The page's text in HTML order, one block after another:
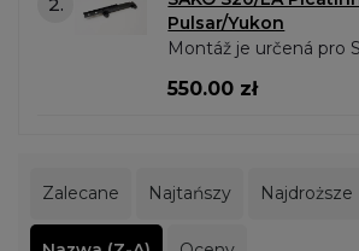
szybkie i..
Pulsar/Yukon
Montáž je určená pro
šínu o délce 145mm. Pro modely:
550.00 zł
Zalecane Najtańszy Najdroższe